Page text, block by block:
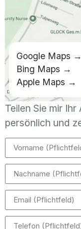
Google Maps →
Bing Maps →
Apple Maps →
Teilen Sie mir
persönlich und